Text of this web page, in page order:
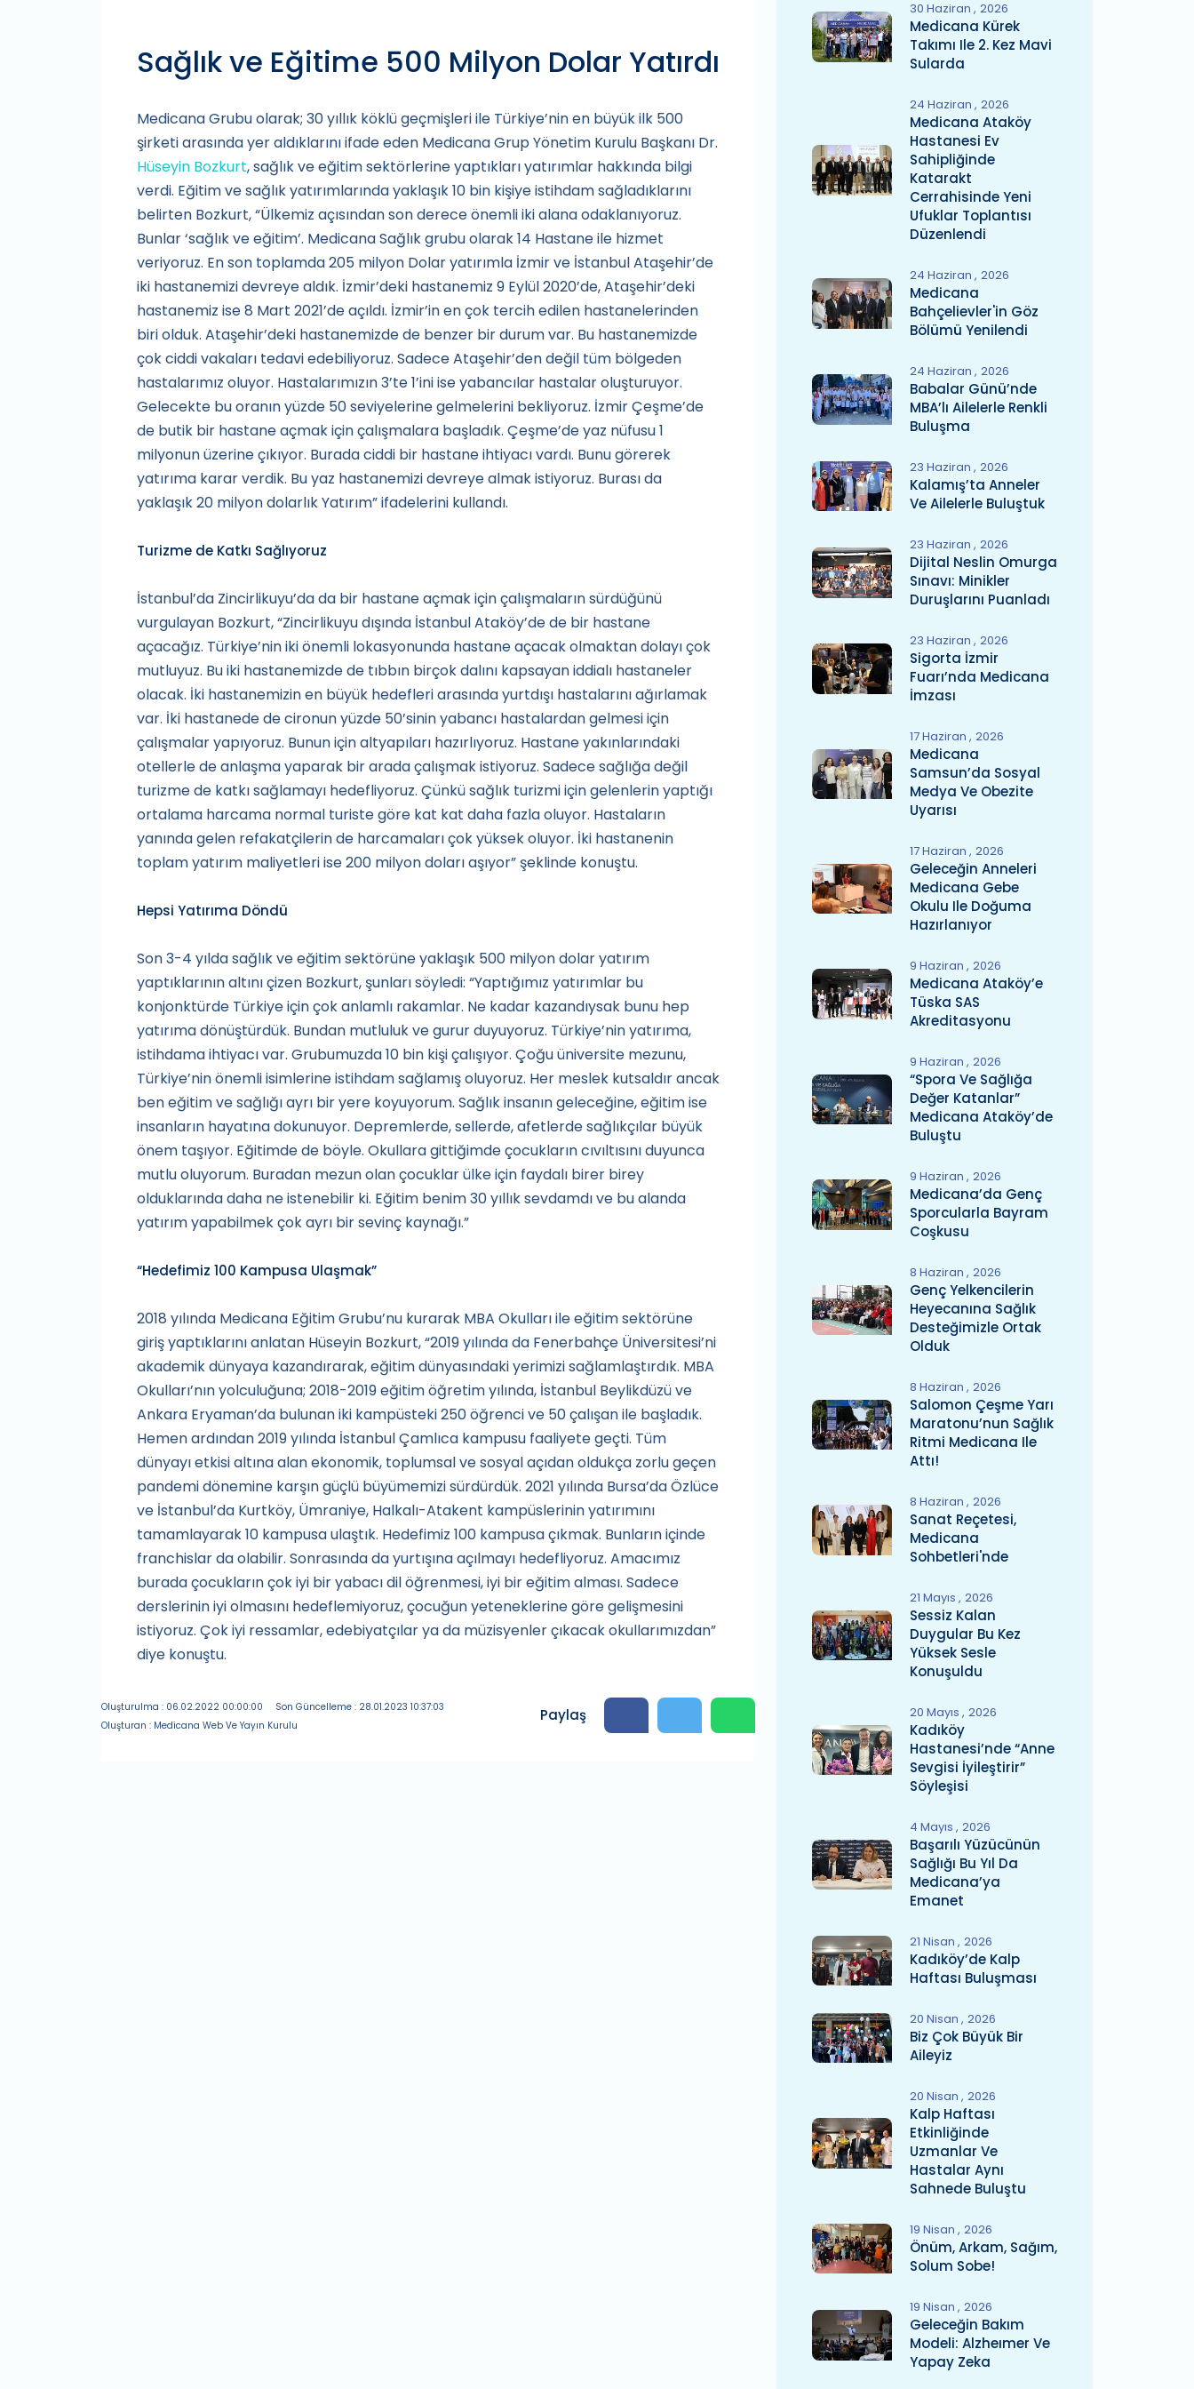
Sağlık ve Eğitime 500 Milyon Dolar Yatırdı
Medicana Grubu olarak; 30 yıllık köklü geçmişleri ile Türkiye’nin en büyük ilk 500
şirketi arasında yer aldıklarını ifade eden Medicana Grup Yönetim Kurulu Başkanı Dr.
Hüseyin Bozkurt, sağlık ve eğitim sektörlerine yaptıkları yatırımlar hakkında bilgi
verdi. Eğitim ve sağlık yatırımlarında yaklaşık 10 bin kişiye istihdam sağladıklarını
belirten Bozkurt, “Ülkemiz açısından son derece önemli iki alana odaklanıyoruz.
Bunlar ‘sağlık ve eğitim’. Medicana Sağlık grubu olarak 14 Hastane ile hizmet
veriyoruz. En son toplamda 205 milyon Dolar yatırımla İzmir ve İstanbul Ataşehir’de
iki hastanemizi devreye aldık. İzmir’deki hastanemiz 9 Eylül 2020’de, Ataşehir’deki
hastanemiz ise 8 Mart 2021’de açıldı. İzmir’in en çok tercih edilen hastanelerinden
biri olduk. Ataşehir’deki hastanemizde de benzer bir durum var. Bu hastanemizde
çok ciddi vakaları tedavi edebiliyoruz. Sadece Ataşehir’den değil tüm bölgeden
hastalarımız oluyor. Hastalarımızın 3’te 1’ini ise yabancılar hastalar oluşturuyor.
Gelecekte bu oranın yüzde 50 seviyelerine gelmelerini bekliyoruz. İzmir Çeşme’de
de butik bir hastane açmak için çalışmalara başladık. Çeşme’de yaz nüfusu 1
milyonun üzerine çıkıyor. Burada ciddi bir hastane ihtiyacı vardı. Bunu görerek
yatırıma karar verdik. Bu yaz hastanemizi devreye almak istiyoruz. Burası da
yaklaşık 20 milyon dolarlık Yatırım” ifadelerini kullandı.
Turizme de Katkı Sağlıyoruz
İstanbul’da Zincirlikuyu’da da bir hastane açmak için çalışmaların sürdüğünü
vurgulayan Bozkurt, “Zincirlikuyu dışında İstanbul Ataköy’de de bir hastane
açacağız. Türkiye’nin iki önemli lokasyonunda hastane açacak olmaktan dolayı çok
mutluyuz. Bu iki hastanemizde de tıbbın birçok dalını kapsayan iddialı hastaneler
olacak. İki hastanemizin en büyük hedefleri arasında yurtdışı hastalarını ağırlamak
var. İki hastanede de cironun yüzde 50’sinin yabancı hastalardan gelmesi için
çalışmalar yapıyoruz. Bunun için altyapıları hazırlıyoruz. Hastane yakınlarındaki
otellerle de anlaşma yaparak bir arada çalışmak istiyoruz. Sadece sağlığa değil
turizme de katkı sağlamayı hedefliyoruz. Çünkü sağlık turizmi için gelenlerin yaptığı
ortalama harcama normal turiste göre kat kat daha fazla oluyor. Hastaların
yanında gelen refakatçilerin de harcamaları çok yüksek oluyor. İki hastanenin
toplam yatırım maliyetleri ise 200 milyon doları aşıyor” şeklinde konuştu.
Hepsi Yatırıma Döndü
Son 3-4 yılda sağlık ve eğitim sektörüne yaklaşık 500 milyon dolar yatırım
yaptıklarının altını çizen Bozkurt, şunları söyledi: “Yaptığımız yatırımlar bu
konjonktürde Türkiye için çok anlamlı rakamlar. Ne kadar kazandıysak bunu hep
yatırıma dönüştürdük. Bundan mutluluk ve gurur duyuyoruz. Türkiye’nin yatırıma,
istihdama ihtiyacı var. Grubumuzda 10 bin kişi çalışıyor. Çoğu üniversite mezunu,
Türkiye’nin önemli isimlerine istihdam sağlamış oluyoruz. Her meslek kutsaldır ancak
ben eğitim ve sağlığı ayrı bir yere koyuyorum. Sağlık insanın geleceğine, eğitim ise
insanların hayatına dokunuyor. Depremlerde, sellerde, afetlerde sağlıkçılar büyük
önem taşıyor. Eğitimde de böyle. Okullara gittiğimde çocukların cıvıltısını duyunca
mutlu oluyorum. Buradan mezun olan çocuklar ülke için faydalı birer birey
olduklarında daha ne istenebilir ki. Eğitim benim 30 yıllık sevdamdı ve bu alanda
yatırım yapabilmek çok ayrı bir sevinç kaynağı.”
“Hedefimiz 100 Kampusa Ulaşmak”
2018 yılında Medicana Eğitim Grubu’nu kurarak MBA Okulları ile eğitim sektörüne
giriş yaptıklarını anlatan Hüseyin Bozkurt, “2019 yılında da Fenerbahçe Üniversitesi’ni
akademik dünyaya kazandırarak, eğitim dünyasındaki yerimizi sağlamlaştırdık. MBA
Okulları’nın yolculuğuna; 2018-2019 eğitim öğretim yılında, İstanbul Beylikdüzü ve
Ankara Eryaman’da bulunan iki kampüsteki 250 öğrenci ve 50 çalışan ile başladık.
Hemen ardından 2019 yılında İstanbul Çamlıca kampusu faaliyete geçti. Tüm
dünyayı etkisi altına alan ekonomik, toplumsal ve sosyal açıdan oldukça zorlu geçen
pandemi dönemine karşın güçlü büyümemizi sürdürdük. 2021 yılında Bursa’da Özlüce
ve İstanbul’da Kurtköy, Ümraniye, Halkalı-Atakent kampüslerinin yatırımını
tamamlayarak 10 kampusa ulaştık. Hedefimiz 100 kampusa çıkmak. Bunların içinde
franchislar da olabilir. Sonrasında da yurtışına açılmayı hedefliyoruz. Amacımız
burada çocukların çok iyi bir yabacı dil öğrenmesi, iyi bir eğitim alması. Sadece
derslerinin iyi olmasını hedeflemiyoruz, çocuğun yeteneklerine göre gelişmesini
istiyoruz. Çok iyi ressamlar, edebiyatçılar ya da müzisyenler çıkacak okullarımızdan”
diye konuştu.
Oluşturulma : 06.02.2022 00:00:00
Son Güncelleme : 28.01.2023 10:37:03
Oluşturan : Medicana Web Ve Yayın Kurulu
Paylaş
30 Haziran 2026
Medicana Kürek
Takımı Ile 2. Kez Mavi
Sularda
24 Haziran 2026
Medicana Ataköy
Hastanesi Ev
Sahipliğinde
Katarakt
Cerrahisinde Yeni
Ufuklar Toplantısı
Düzenlendi
24 Haziran 2026
Medicana
Bahçelievler'in Göz
Bölümü Yenilendi
24 Haziran 2026
Babalar Günü’nde
MBA’lı Ailelerle Renkli
Buluşma
23 Haziran 2026
Kalamış’ta Anneler
Ve Ailelerle Buluştuk
23 Haziran 2026
Dijital Neslin Omurga
Sınavı: Minikler
Duruşlarını Puanladı
23 Haziran 2026
Sigorta İzmir
Fuarı’nda Medicana
İmzası
17 Haziran 2026
Medicana
Samsun’da Sosyal
Medya Ve Obezite
Uyarısı
17 Haziran 2026
Geleceğin Anneleri
Medicana Gebe
Okulu Ile Doğuma
Hazırlanıyor
9 Haziran 2026
Medicana Ataköy’e
Tüska SAS
Akreditasyonu
9 Haziran 2026
“Spora Ve Sağlığa
Değer Katanlar”
Medicana Ataköy’de
Buluştu
9 Haziran 2026
Medicana’da Genç
Sporcularla Bayram
Coşkusu
8 Haziran 2026
Genç Yelkencilerin
Heyecanına Sağlık
Desteğimizle Ortak
Olduk
8 Haziran 2026
Salomon Çeşme Yarı
Maratonu’nun Sağlık
Ritmi Medicana Ile
Attı!
8 Haziran 2026
Sanat Reçetesi,
Medicana
Sohbetleri'nde
21 Mayıs 2026
Sessiz Kalan
Duygular Bu Kez
Yüksek Sesle
Konuşuldu
20 Mayıs 2026
Kadıköy
Hastanesi’nde “Anne
Sevgisi İyileştirir”
Söyleşisi
4 Mayıs 2026
Başarılı Yüzücünün
Sağlığı Bu Yıl Da
Medicana’ya
Emanet
21 Nisan 2026
Kadıköy’de Kalp
Haftası Buluşması
20 Nisan 2026
Biz Çok Büyük Bir
Aileyiz
20 Nisan 2026
Kalp Haftası
Etkinliğinde
Uzmanlar Ve
Hastalar Aynı
Sahnede Buluştu
19 Nisan 2026
Önüm, Arkam, Sağım,
Solum Sobe!
19 Nisan 2026
Geleceğin Bakım
Modeli: Alzheımer Ve
Yapay Zeka